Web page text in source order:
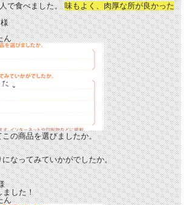
で食べました。味もよく、肉厚な所が良かった
ん
の商品を選びましたか。
なってみていかがでしたか。
ました！
ん